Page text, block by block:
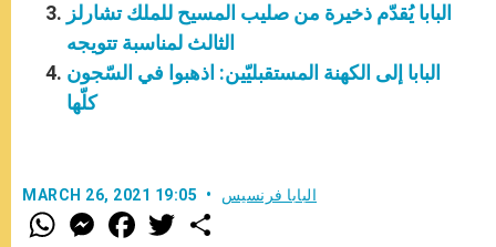
البابا يُقدّم ذخيرة من صليب المسيح للملك تشارلز
الثالث لمناسبة تتويجه
البابا إلى الكهنة المستقبليّين: اذهبوا في السّجون
كلّها
MARCH 26, 2021 19:05 البابا فرنسيس
W
h
M
e
F
a w